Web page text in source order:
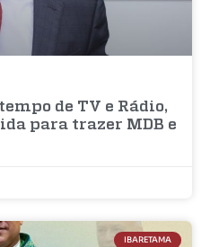
de TV e Rádio,
para trazer MDB e
IBARETAMA